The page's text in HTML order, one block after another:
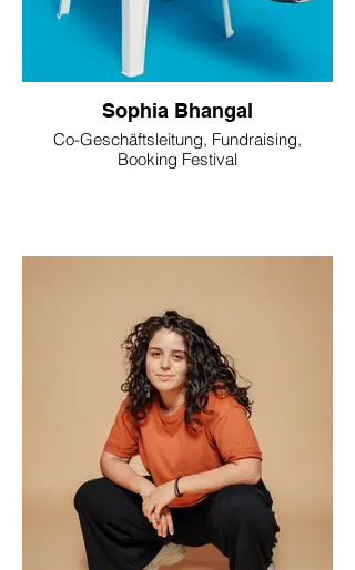
Sophia Bhangal
Co-Geschäftsleitung, Fundraising,
Booking Festival